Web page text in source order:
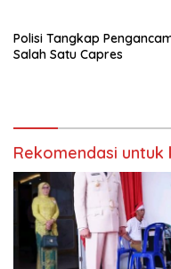
Buru (Namlea).
Polisi Tangkap
Salah Satu Capres
Rekomendasi untuk